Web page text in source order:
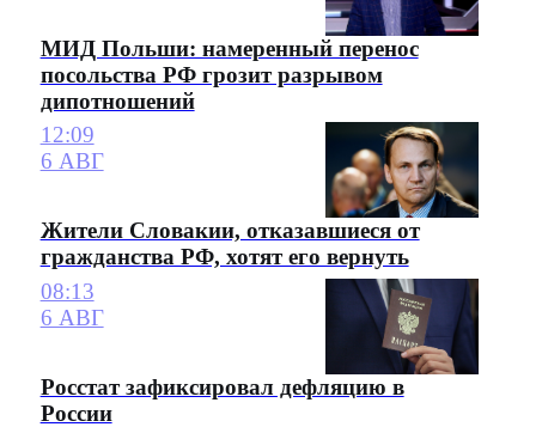
МИД Польши: намеренный перенос
посольства РФ грозит разрывом
дипотношений
12:09
6 АВГ
Жители Словакии, отказавшиеся от
гражданства РФ, хотят его вернуть
08:13
6 АВГ
Росстат зафиксировал дефляцию в
России